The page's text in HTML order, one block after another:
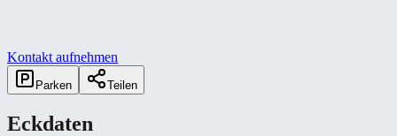
Kontakt aufnehmen
Parken Teilen
Eckdaten